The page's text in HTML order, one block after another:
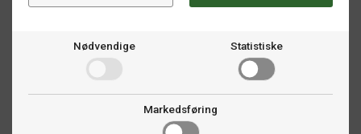
Nødvendige Statistiske
Markedsføring